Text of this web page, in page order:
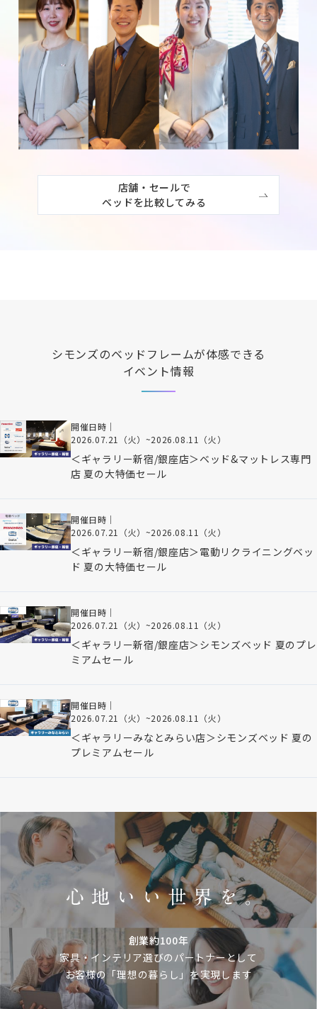
店舗・セールで
ベッドを比較してみる
シモンズのベッドフレームが体感できる
イベント情報
開催日時｜
2026.07.21（火） ~2026.08.11（火）
＜ギャラリー新宿/銀座店＞ベッド&マットレス専門
店 夏の大特価セール
開催日時｜
2026.07.21（火） ~2026.08.11（火）
＜ギャラリー新宿/銀座店＞電動リクライニングベッ
ド 夏の大特価セール
開催日時｜
2026.07.21（火） ~2026.08.11（火）
＜ギャラリー新宿/銀座店＞シモンズベッド 夏のプレ
ミアムセール
開催日時｜
2026.07.21（火） ~2026.08.11（火）
＜ギャラリーみなとみらい店＞シモンズベッド 夏の
プレミアムセール
創業約100年
家具・インテリア選びのパートナーとして
お客様の「理想の暮らし」を実現します